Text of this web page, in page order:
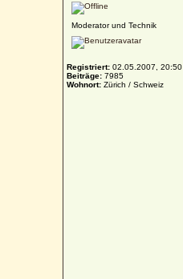
Moderator und Technik
Registriert: 02.05.2007, 20:50
Beiträge: 7985
Wohnort: Zürich / Schweiz